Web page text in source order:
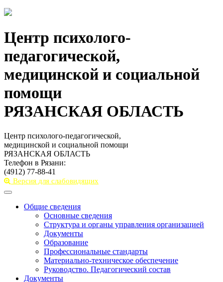
Центр психолого-
педагогической,
медицинской и социальной
помощи
РЯЗАНСКАЯ ОБЛАСТЬ
Центр психолого-педагогической,
медицинской и социальной помощи
РЯЗАНСКАЯ ОБЛАСТЬ
Телефон в Рязани:
(4912) 77-88-41
Версия для слабовидящих
Toggle
navigationОбщие сведения
Основные сведения
Структура и органы управления организацией
Документы
Образование
Профессиональные стандарты
Материально-техническое обеспечение
Руководство. Педагогический состав
Документы